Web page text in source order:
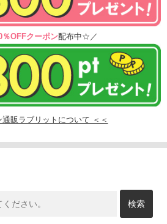
％OFFクーポン配布中☆／
通販ラブリットについて ＜＜